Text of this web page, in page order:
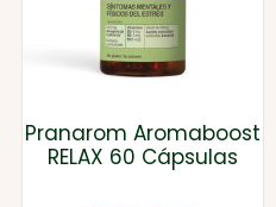
Pranarom Aromaboost
RELAX 60 Cápsulas